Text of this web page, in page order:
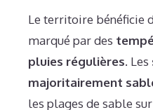
Le territoire bénéficie
marqué par des
pluies régulières. Les
majoritairement
les plages de sable